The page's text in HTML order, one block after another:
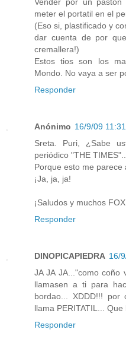
meter el portatil en el
(Eso si, plastificado y
dar cuenta de por
cremallera!)
Estos tios son los
Mondo. No vaya a ser
Responder
Anónimo 16/9/09 11:31
Sreta. Puri, ¿Sabe
periódico "THE TIMES"...
Porque esto me parece
¡Ja, ja, ja!
¡Saludos y muchos
Responder
DINOPICAPIEDRA 16/
JA JA JA..."como
llamasen a ti para
bordao... XDDD!!! por
llama PERITATIL...
Responder